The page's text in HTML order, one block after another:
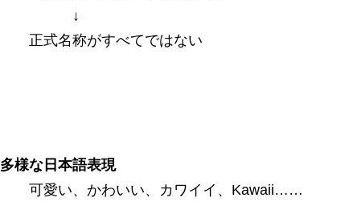
↓
正式名称がすべてではない
多様な日本語表現
可愛い、かわいい、カワイイ、Kawaii……